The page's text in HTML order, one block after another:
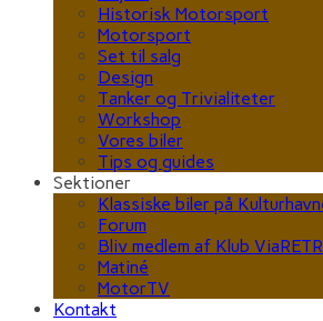
Historisk Motorsport
Motorsport
Set til salg
Design
Tanker og Trivialiteter
Workshop
Vores biler
Tips og guides
Sektioner
Klassiske biler på
Forum
Bliv medlem af Klub
Matiné
MotorTV
Kontakt